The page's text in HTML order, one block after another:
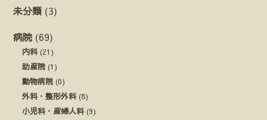
未分類 (3)
病院 (69)
内科 (21)
助産院 (1)
動物病院 (0)
外科・整形外科 (8)
小児科・産婦人科 (9)